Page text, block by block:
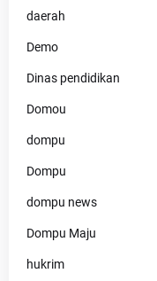
daerah
Demo
Dinas pendidikan
Domou
dompu
Dompu
dompu news
Dompu Maju
hukrim